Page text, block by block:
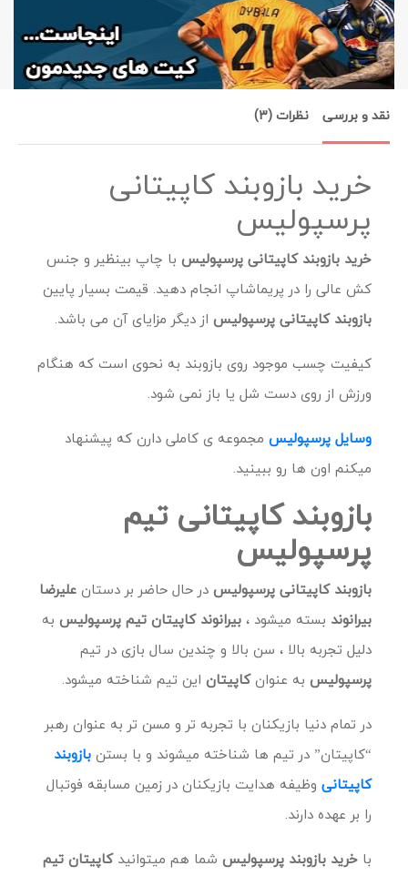
نقد و بررسی نظرات (3)
خرید بازوبند کاپیتانی
پرسپولیس
خرید بازوبند کاپیتانی پرسپولیس با چاپ بینظیر و جنس
کش عالی را در پریماشاپ انجام دهید. قیمت بسیار پایین
بازوبند کاپیتانی پرسپولیس از دیگر مزایای آن می باشد.
کیفیت چسب موجود روی بازوبند به نحوی است که هنگام
ورزش از روی دست شل یا باز نمی شود.
وسایل پرسپولیس مجموعه ی کاملی دارن که پیشنهاد
میکنم اون ها رو ببینید.
بازوبند کاپیتانی تیم
پرسپولیس
بازوبند کاپیتانی پرسپولیسدر حال حاضر بر دستانعلیرضا
بیرانوند بسته میشود ،بیرانوند کاپیتان تیم پرسپولیس به
دلیل تجربه بالا ، سن بالا و چندین سال بازی در تیم
پرسپولیس به عنوانکاپیتان این تیم شناخته میشود.
در تمام دنیا بازیکنان با تجربه تر و مسن تر به عنوان رهبر
“کاپیتان” در تیم ها شناخته میشوند و با بستنبازوبند
کاپیتانی وظیفه هدایت بازیکنان در زمین مسابقه فوتبال
را بر عهده دارند.
با خرید بازوبند پرسپولیس شما هم میتوانیدکاپیتان تیم